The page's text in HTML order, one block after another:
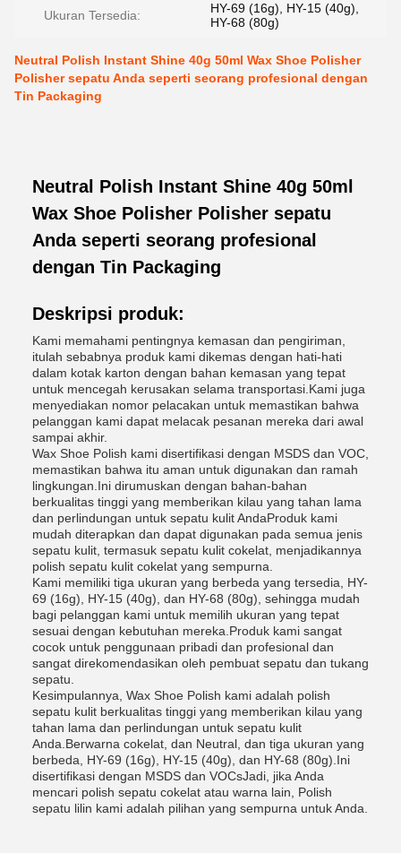
Ukuran Tersedia:
HY-69 (16g), HY-15 (40g),
HY-68 (80g)
Neutral Polish Instant Shine 40g 50ml Wax Shoe Polisher
Polisher sepatu Anda seperti seorang profesional dengan
Tin Packaging
Neutral Polish Instant Shine 40g 50ml
Wax Shoe Polisher Polisher sepatu
Anda seperti seorang profesional
dengan Tin Packaging
Deskripsi produk:
Kami memahami pentingnya kemasan dan pengiriman,
itulah sebabnya produk kami dikemas dengan hati-hati
dalam kotak karton dengan bahan kemasan yang tepat
untuk mencegah kerusakan selama transportasi.Kami juga
menyediakan nomor pelacakan untuk memastikan bahwa
pelanggan kami dapat melacak pesanan mereka dari awal
sampai akhir.
Wax Shoe Polish kami disertifikasi dengan MSDS dan VOC,
memastikan bahwa itu aman untuk digunakan dan ramah
lingkungan.Ini dirumuskan dengan bahan-bahan
berkualitas tinggi yang memberikan kilau yang tahan lama
dan perlindungan untuk sepatu kulit AndaProduk kami
mudah diterapkan dan dapat digunakan pada semua jenis
sepatu kulit, termasuk sepatu kulit cokelat, menjadikannya
polish sepatu kulit cokelat yang sempurna.
Kami memiliki tiga ukuran yang berbeda yang tersedia, HY-
69 (16g), HY-15 (40g), dan HY-68 (80g), sehingga mudah
bagi pelanggan kami untuk memilih ukuran yang tepat
sesuai dengan kebutuhan mereka.Produk kami sangat
cocok untuk penggunaan pribadi dan profesional dan
sangat direkomendasikan oleh pembuat sepatu dan tukang
sepatu.
Kesimpulannya, Wax Shoe Polish kami adalah polish
sepatu kulit berkualitas tinggi yang memberikan kilau yang
tahan lama dan perlindungan untuk sepatu kulit
Anda.Berwarna cokelat, dan Neutral, dan tiga ukuran yang
berbeda, HY-69 (16g), HY-15 (40g), dan HY-68 (80g).Ini
disertifikasi dengan MSDS dan VOCsJadi, jika Anda
mencari polish sepatu cokelat atau warna lain, Polish
sepatu lilin kami adalah pilihan yang sempurna untuk Anda.